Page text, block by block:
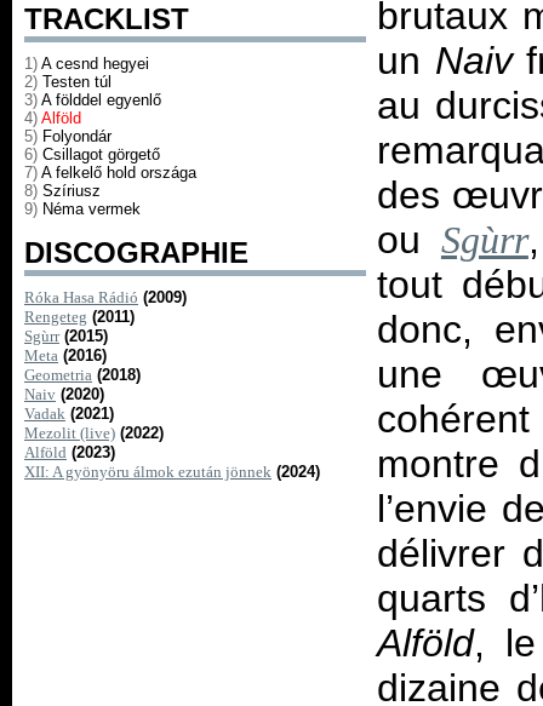
TRACKLIST
1) A cesnd hegyei
2) Testen túl
3) A földdel egyenlő
4) Alföld
5) Folyondár
6) Csillagot görgető
7) A felkelő hold országa
8) Szíriusz
9) Néma vermek
DISCOGRAPHIE
Róka Hasa Rádió (2009)
Rengeteg (2011)
Sgùrr (2015)
Meta (2016)
Geometria (2018)
Naiv (2020)
Vadak (2021)
Mezolit (live) (2022)
Alföld (2023)
XII: A gyönyöru álmok ezután jönnek (2024)
brutaux
un Naiv
au
des
ou Sgùrr
tout
donc,
une
montre
l’envie
délivrer
quarts
Alföld,
dizaine